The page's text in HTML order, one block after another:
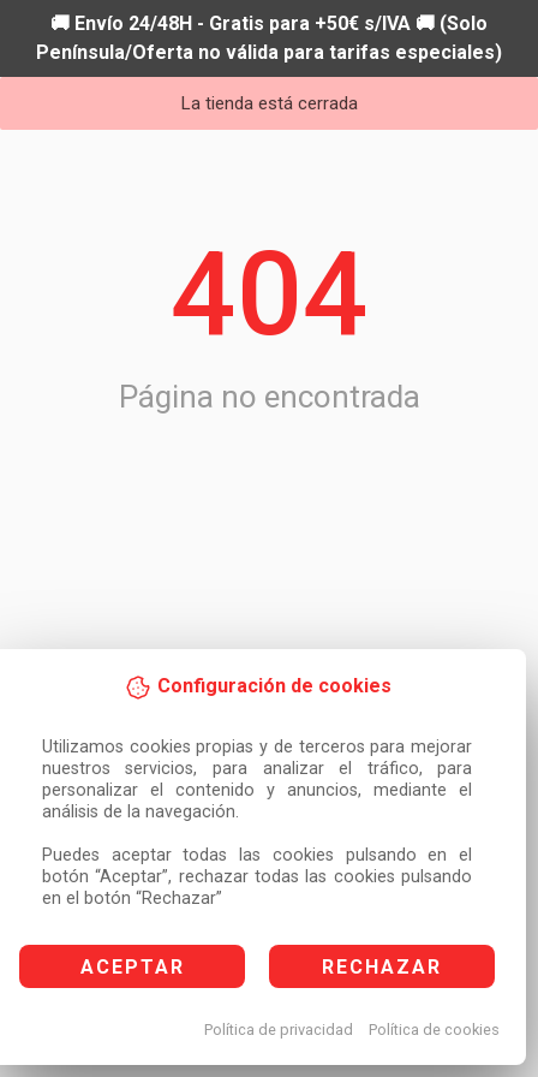
Configuración de cookies
Utilizamos cookies propias y de terceros para mejorar
nuestros servicios, para analizar el tráfico, para
personalizar el contenido y anuncios, mediante el
análisis de la navegación.
Puedes aceptar todas las cookies pulsando en el
botón “Aceptar”, rechazar todas las cookies pulsando
en el botón “Rechazar”
ACEPTAR RECHAZAR
Política de privacidad Política de cookies
🚚 Envío 24/48H - Gratis para +50€ s/IVA 🚚 (Solo
Península/Oferta no válida para tarifas especiales)
La tienda está cerrada
404
Página no encontrada